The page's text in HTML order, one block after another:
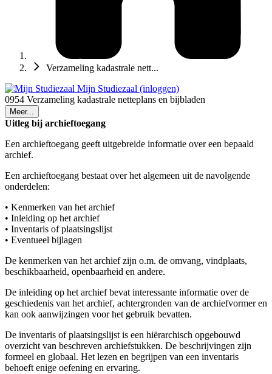
Verzameling kadastrale nett...
Mijn Studiezaal (inloggen)
0954 Verzameling kadastrale netteplans en bijbladen
Meer...
Uitleg bij archieftoegang
Een archieftoegang geeft uitgebreide informatie over een bepaald
archief.
Een archieftoegang bestaat over het algemeen uit de navolgende
onderdelen:
• Kenmerken van het archief
• Inleiding op het archief
• Inventaris of plaatsingslijst
• Eventueel bijlagen
De kenmerken van het archief zijn o.m. de omvang, vindplaats,
beschikbaarheid, openbaarheid en andere.
De inleiding op het archief bevat interessante informatie over de
geschiedenis van het archief, achtergronden van de archiefvormer en
kan ook aanwijzingen voor het gebruik bevatten.
De inventaris of plaatsingslijst is een hiërarchisch opgebouwd
overzicht van beschreven archiefstukken. De beschrijvingen zijn
formeel en globaal. Het lezen en begrijpen van een inventaris
behoeft enige oefening en ervaring.